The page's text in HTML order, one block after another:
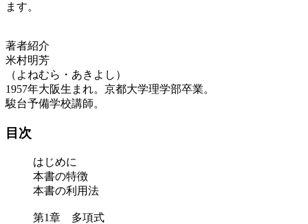
ます。
著者紹介
米村明芳
（よねむら・あきよし）
1957年大阪生まれ。京都大学理学部卒業。
駿台予備学校講師。
目次
はじめに
本書の特徴
本書の利用法
第1章 多項式